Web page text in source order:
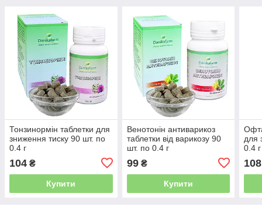
Тонзинормін таблетки для
зниження тиску 90 шт. по
0.4 г
104 ₴
Купити
Венотонін антиварикоз
таблетки від варикозу 90
шт. по 0.4 г
99₴
Купити
для
0.4 г
108